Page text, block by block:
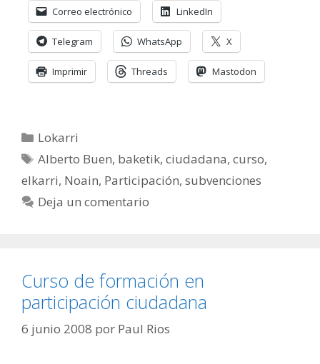
Correo electrónico LinkedIn
Telegram WhatsApp X
Imprimir Threads Mastodon
Categorías
Lokarri
Etiquetas
Alberto Buen, baketik,ciudadana,curso,
elkarri, Noain, Participación, subvenciones
Deja un comentario
Curso de formación en
participación ciudadana
6 junio 2008 por Paul Rios